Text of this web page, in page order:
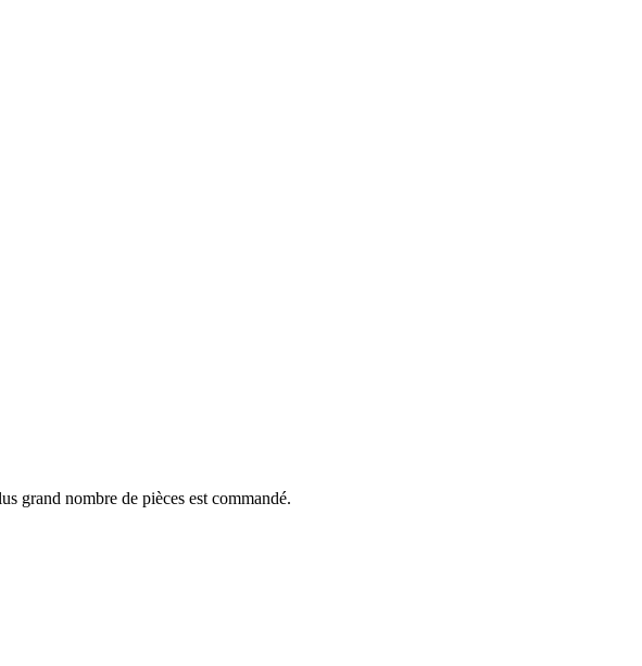
grand nombre de pièces est commandé.